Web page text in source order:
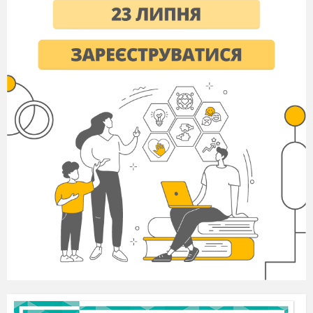
схвильовані вкрай. Середня школа
здрастуй, початкова прощай.
Наше шкільне життя складається з буднів і
свят, з перемог і невдач, злетів і падінь.
Проте злетів і перемог було більше і
сьогодні про них розповість наш завуч.
А у директора є правая рука,
Так завуча в народі називають
Робота в неї зовсім нелегка
І всі про це у школі знають.
Вважали ми, що завуч наша строга,
Але сьогодні в довгу путь-дорогу,
Хвилюючись в цей теплий час,